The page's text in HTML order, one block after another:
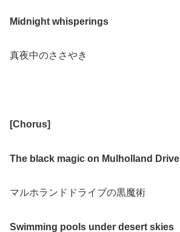
Midnight whisperings
真夜中のささやき
[Chorus]
The black magic on Mulholland Drive
マルホランドドライブの黒魔術
Swimming pools under desert skies